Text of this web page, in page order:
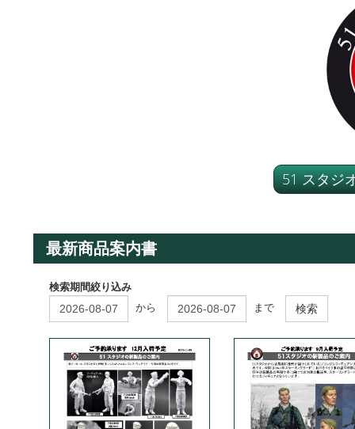
51 スタジ
最新商品案内書
検索期間絞り込み
から
まで 検索